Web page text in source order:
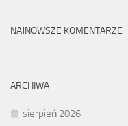
NAJNOWSZE KOMENTARZE
ARCHIWA
sierpień 2026